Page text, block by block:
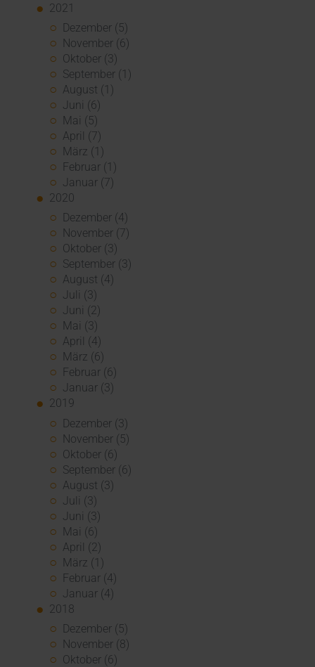
2021
Dezember (5)
November (6)
Oktober (3)
September (1)
August (1)
Juni (6)
Mai (5)
April (7)
März (1)
Februar (1)
Januar (7)
2020
Dezember (4)
November (7)
Oktober (3)
September (3)
August (4)
Juli (3)
Juni (2)
Mai (3)
April (4)
März (6)
Februar (6)
Januar (3)
2019
Dezember (3)
November (5)
Oktober (6)
September (6)
August (3)
Juli (3)
Juni (3)
Mai (6)
April (2)
März (1)
Februar (4)
Januar (4)
2018
Dezember (5)
November (8)
Oktober (6)